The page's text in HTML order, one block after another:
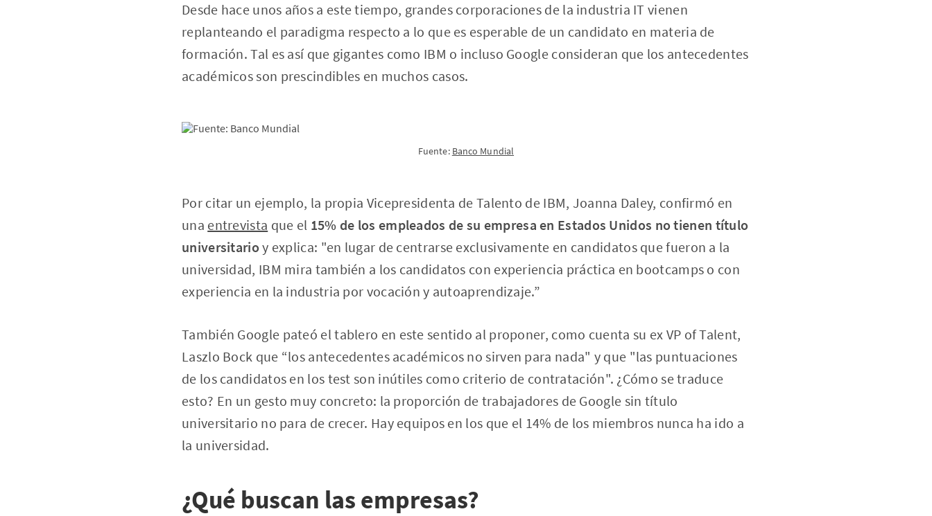
Desde hace unos años a este tiempo, grandes corporaciones de la industria IT vienen
replanteando el paradigma respecto a lo que es esperable de un candidato en materia de
formación. Tal es así que gigantes como IBM o incluso Google consideran que los antecedentes
académicos son prescindibles en muchos casos.
Fuente: Banco Mundial
Por citar un ejemplo, la propia Vicepresidenta de Talento de IBM, Joanna Daley, confirmó en
una entrevista que el 15% de los empleados de su empresa en Estados Unidos no tienen título
universitario y explica: "en lugar de centrarse exclusivamente en candidatos que fueron a la
universidad, IBM mira también a los candidatos con experiencia práctica en bootcamps o con
experiencia en la industria por vocación y autoaprendizaje.”
También Google pateó el tablero en este sentido al proponer, como cuenta su ex VP of Talent,
Laszlo Bock que “los antecedentes académicos no sirven para nada" y que "las puntuaciones
de los candidatos en los test son inútiles como criterio de contratación". ¿Cómo se traduce
esto? En un gesto muy concreto: la proporción de trabajadores de Google sin título
universitario no para de crecer. Hay equipos en los que el 14% de los miembros nunca ha ido a
la universidad.
¿Qué buscan las empresas?